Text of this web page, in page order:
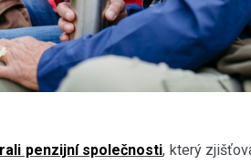
penzijní společnosti, který